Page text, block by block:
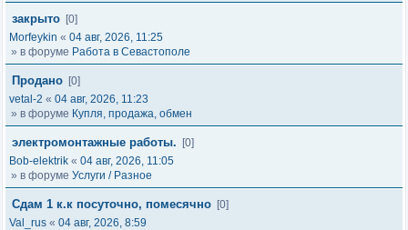
закрыто [0]
Morfeykin « 04 авг, 2026, 11:25
» в форуме Работа в Севастополе
Продано [0]
vetal-2 « 04 авг, 2026, 11:23
» в форуме Купля, продажа, обмен
электромонтажные работы.
[0]
Bob-elektrik « 04 авг, 2026, 11:05
» в форуме Услуги / Разное
Сдам 1 к.к посуточно, помесячно [0]
Val_rus « 04 авг, 2026, 8:59